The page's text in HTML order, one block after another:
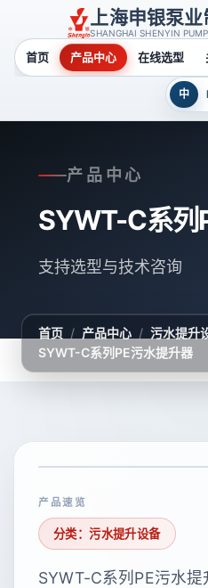
上海申银泵
SHANGHAI SHENYIN
首页 产品中心 在线选型
中
产品中心
SYWT-C系列
支持选型与技术咨询
首页 / 产品中心 / 污水提升
SYWT-C系列PE污水提升器
产品速览
分类：污水提升设备
SYWT-C系列PE污水